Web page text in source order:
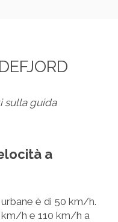
sulla guida
a
è di 50 km/h.
h e 110 km/h a